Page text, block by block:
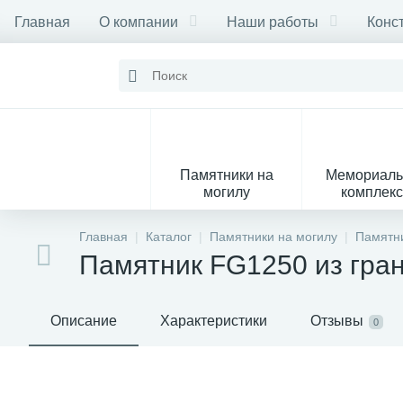
Главная О компании Наши работы
Памятники на
могилу
Главная Каталог Памятники на могилу
Памятник FG1250 из
Описание Характеристики Отзывы 0